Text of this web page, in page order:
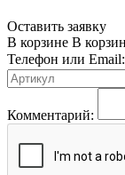
Оставить заявку
В корзине В
Телефон или Email:
Комментарий: